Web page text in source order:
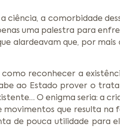
ciência, a comorbidade
uma palestra para
alardeavam que, por mais
reconhecer a
ao Estado prover o
O enigma seria: a
que resulta na
de pouca utilidade para